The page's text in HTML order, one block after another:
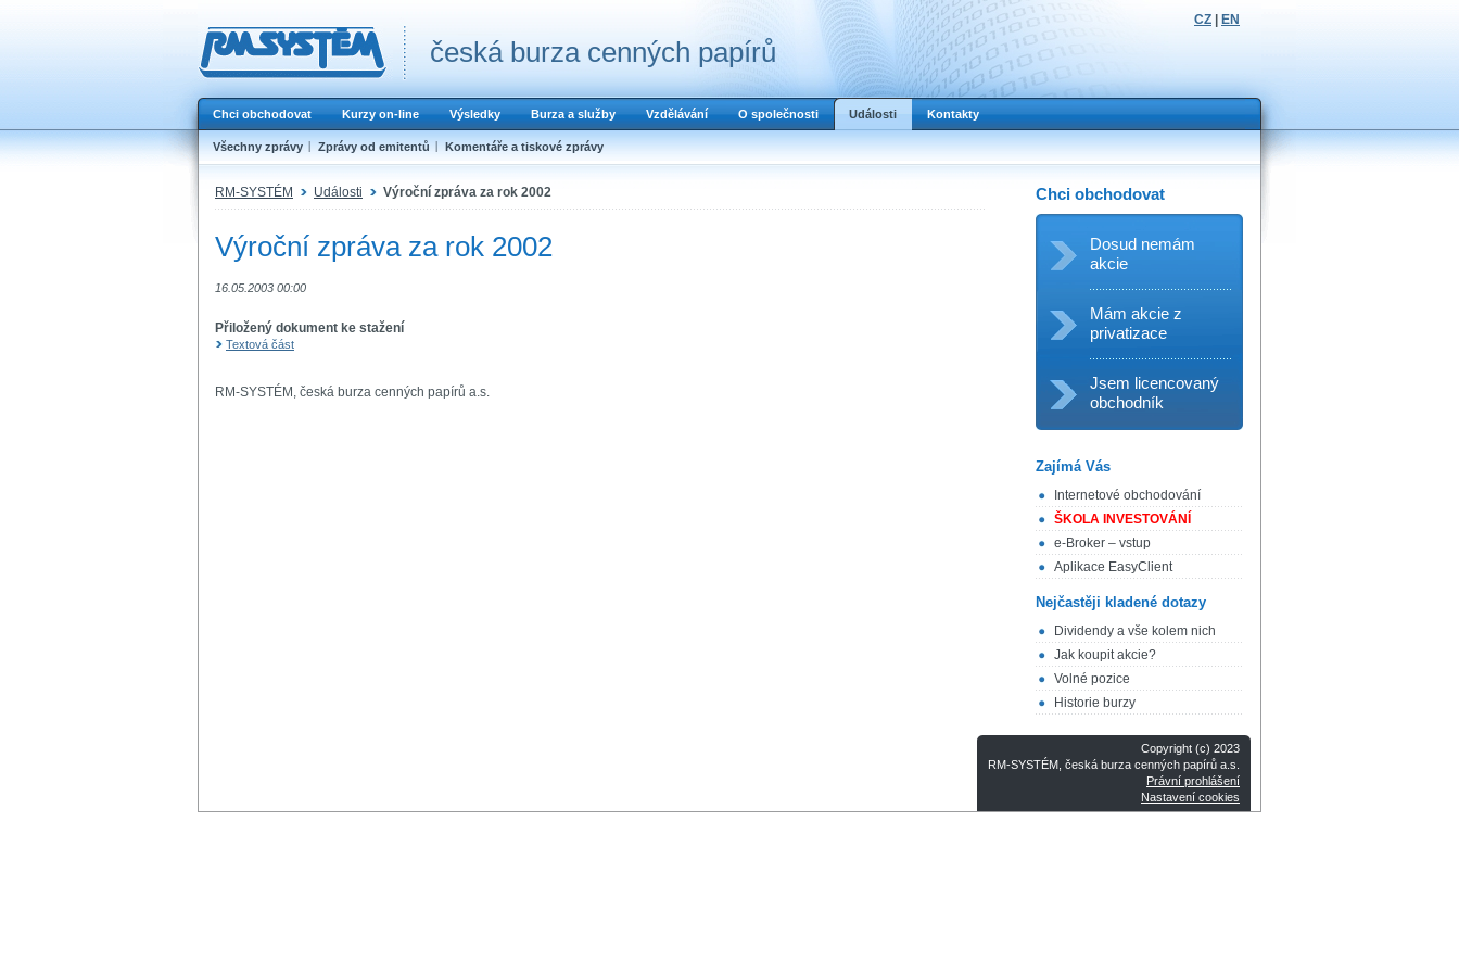
česká burza cenných papírů
CZ EN
Chci obchodovat Kurzy on-line Výsledky Burza a služby Vzdělávání O společnosti Události Kontakty
Všechny zprávy Zprávy od emitentů Komentáře a tiskové zprávy
RM-SYSTÉM Události Výroční zpráva za rok 2002
Výroční zpráva za rok 2002
16.05.2003 00:00
Přiložený dokument ke stažení
Textová část
RM-SYSTÉM, česká burza cenných papírů a.s.
Chci obchodovat
Dosud nemám
akcie
Mám akcie z
privatizace
Jsem licencovaný
obchodník
Zajímá Vás
Internetové obchodování
ŠKOLA INVESTOVÁNÍ
e-Broker – vstup
Aplikace EasyClient
Nejčastěji kladené dotazy
Dividendy a vše kolem nich
Jak koupit akcie?
Volné pozice
Historie burzy
Copyright (c) 2023
RM-SYSTÉM, česká burza cenných papírů a.s.
Právní prohlášení
Nastavení cookies